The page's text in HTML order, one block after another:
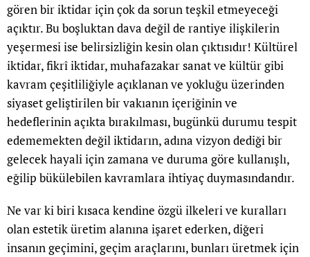
gören bir iktidar için çok da sorun teşkil etmeyeceği
açıktır. Bu boşluktan dava değil de rantiye ilişkilerin
yeşermesi ise belirsizliğin kesin olan çıktısıdır! Kültürel
iktidar, fikrî iktidar, muhafazakar sanat ve kültür gibi
kavram çeşitliliğiyle açıklanan ve yokluğu üzerinden
siyaset geliştirilen bir vakıanın içeriğinin ve
hedeflerinin açıkta bırakılması, bugünkü durumu tespit
edememekten değil iktidarın, adına vizyon dediği bir
gelecek hayali için zamana ve duruma göre kullanışlı,
eğilip bükülebilen kavramlara ihtiyaç duymasındandır.
Ne var ki biri kısaca kendine özgü ilkeleri ve kuralları
olan estetik üretim alanına işaret ederken, diğeri
insanın geçimini, geçim araçlarını, bunları üretmek için